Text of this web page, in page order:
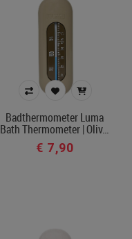
Badthermometer Luma
Bath Thermometer | Oliv…
€ 7,90